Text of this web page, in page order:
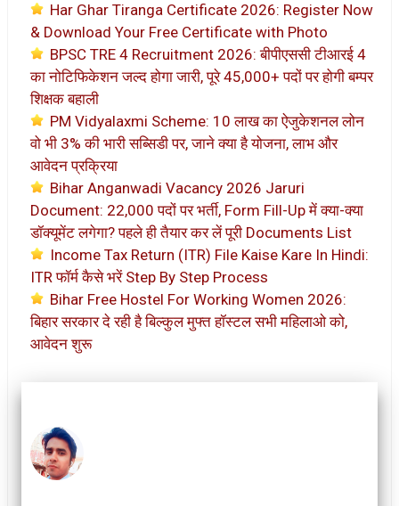
Har Ghar Tiranga Certificate 2026: Register Now
& Download Your Free Certificate with Photo
BPSC TRE 4 Recruitment 2026: बीपीएससी टीआरई 4
का नोटिफिकेशन जल्द होगा जारी, पूरे 45,000+ पदों पर होगी बम्पर
शिक्षक बहाली
PM Vidyalaxmi Scheme: 10 लाख का ऐजुकेशनल लोन
वो भी 3% की भारी सब्सिडी पर, जाने क्या है योजना, लाभ और
आवेदन प्रक्रिया
Bihar Anganwadi Vacancy 2026 Jaruri
Document: 22,000 पदों पर भर्ती, Form Fill-Up में क्या-क्या
डॉक्यूमेंट लगेगा? पहले ही तैयार कर लें पूरी Documents List
Income Tax Return (ITR) File Kaise Kare In Hindi:
ITR फॉर्म कैसे भरें Step By Step Process
Bihar Free Hostel For Working Women 2026:
बिहार सरकार दे रही है बिल्कुल मुफ्त हॉस्टल सभी महिलाओ को,
आवेदन शुरू